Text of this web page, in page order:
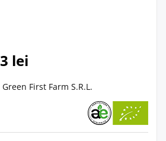
lei
Green First Farm S.R.L.